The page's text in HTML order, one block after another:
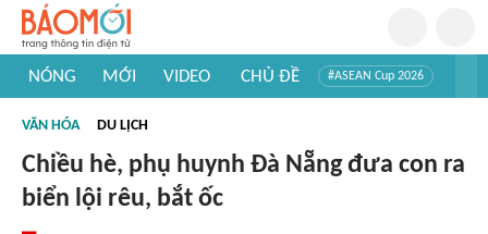
NÓNG MỚI VIDEO CHỦ ĐỀ #ASEAN Cup 2026
#Khám phá thế giới
VĂN HÓA DU LỊCH
Chiều hè, phụ huynh Đà Nẵng đưa con ra
biển lội rêu, bắt ốc